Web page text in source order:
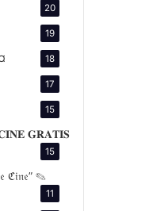
20
19
18
17
15
𝐆𝐑𝐀𝐓𝐈𝐒
15
ℭ𝔦𝔫𝔢” ✎
11